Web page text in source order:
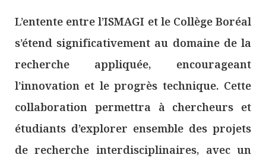
L’entente entre l’ISMAGI et le Collège Boréal
s’étend significativement au domaine de la
recherche appliquée, encourageant
l’innovation et le progrès technique. Cette
collaboration permettra à chercheurs et
étudiants d’explorer ensemble des projets
de recherche interdisciplinaires, avec un